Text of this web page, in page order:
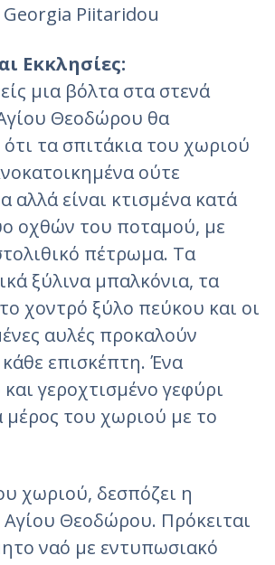
Piitaridou‎
Εκκλησίες:
μια βόλτα στα στενά
Θεοδώρου θα
τα σπιτάκια του χωριού
ούτε
αλλά είναι κτισμένα κατά
οχθών του ποταμού, με
πέτρωμα. Τα
ξύλινα μπαλκόνια, τα
χοντρό ξύλο πεύκου και οι
αυλές προκαλούν
επισκέπτη. Ένα
γεροχτισμένο γεφύρι
μέρος του χωριού με το
χωριού, δεσπόζει η
Αγίου Θεοδώρου. Πρόκειται
ναό με εντυπωσιακό